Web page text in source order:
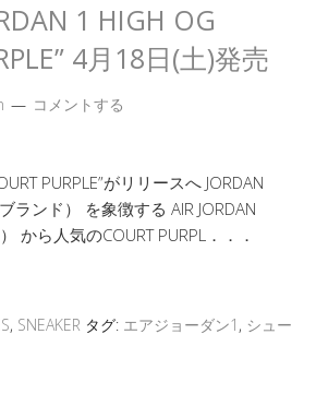
1 HIGH OG
4月18日(土)発売
コメントする
PURPLE”がリリースへ JORDAN
ランド） を象徴する AIR JORDAN
から人気のCOURT PURPL．．．
, SNEAKER タグ: エアジョーダン1 , シュー